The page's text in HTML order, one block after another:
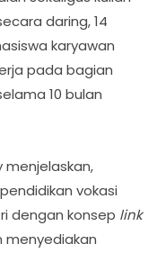
daring, 14
karyawan
pada bagian
10 bulan
menjelaskan,
vokasi
dengan konsep link
menyediakan